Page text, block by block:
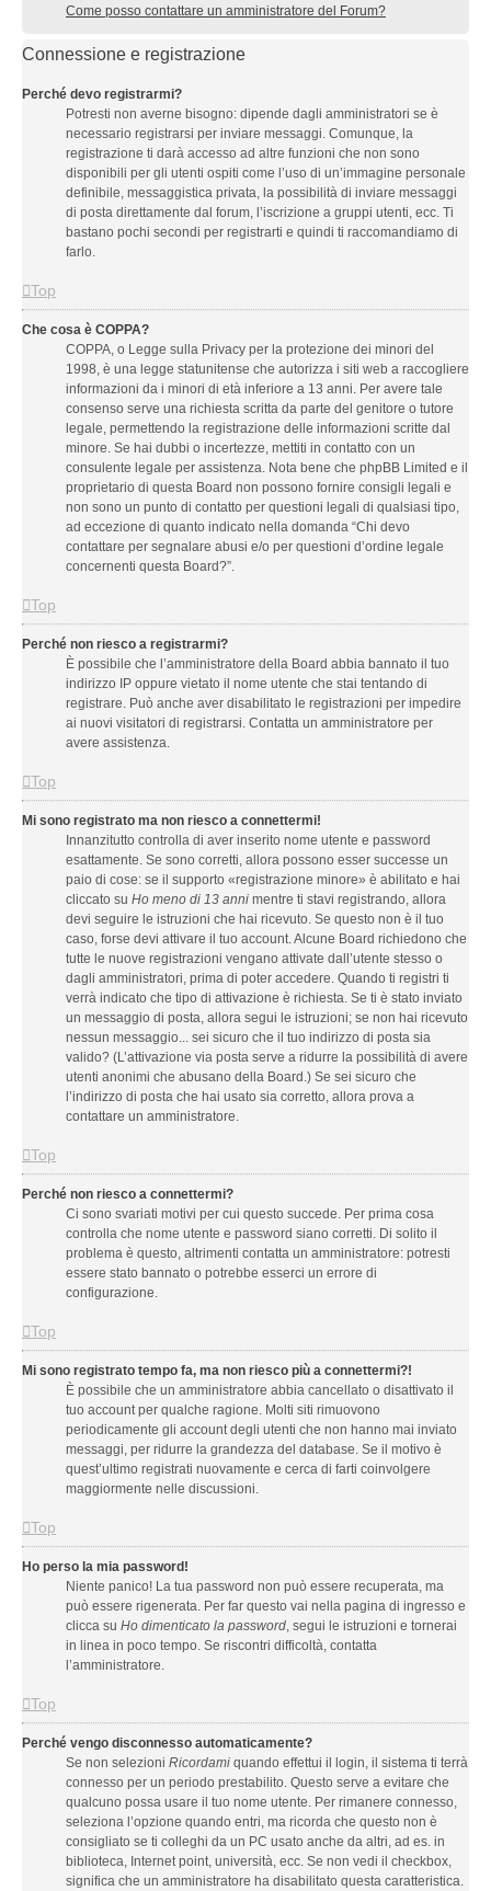
Come posso contattare un amministratore del Forum?
Connessione e registrazione
Perché devo registrarmi?
Potresti non averne bisogno: dipende dagli amministratori se è
necessario registrarsi per inviare messaggi. Comunque, la
registrazione ti darà accesso ad altre funzioni che non sono
disponibili per gli utenti ospiti come l’uso di un’immagine personale
definibile, messaggistica privata, la possibilità di inviare messaggi
di posta direttamente dal forum, l’iscrizione a gruppi utenti, ecc. Ti
bastano pochi secondi per registrarti e quindi ti raccomandiamo di
farlo.
Top
Che cosa è COPPA?
COPPA, o Legge sulla Privacy per la protezione dei minori del
1998, è una legge statunitense che autorizza i siti web a raccogliere
informazioni da i minori di età inferiore a 13 anni. Per avere tale
consenso serve una richiesta scritta da parte del genitore o tutore
legale, permettendo la registrazione delle informazioni scritte dal
minore. Se hai dubbi o incertezze, mettiti in contatto con un
consulente legale per assistenza. Nota bene che phpBB Limited e il
proprietario di questa Board non possono fornire consigli legali e
non sono un punto di contatto per questioni legali di qualsiasi tipo,
ad eccezione di quanto indicato nella domanda “Chi devo
contattare per segnalare abusi e/o per questioni d’ordine legale
concernenti questa Board?”.
Top
Perché non riesco a registrarmi?
È possibile che l’amministratore della Board abbia bannato il tuo
indirizzo IP oppure vietato il nome utente che stai tentando di
registrare. Può anche aver disabilitato le registrazioni per impedire
ai nuovi visitatori di registrarsi. Contatta un amministratore per
avere assistenza.
Top
Mi sono registrato ma non riesco a connettermi!
Innanzitutto controlla di aver inserito nome utente e password
esattamente. Se sono corretti, allora possono esser successe un
paio di cose: se il supporto «registrazione minore» è abilitato e hai
cliccato su Ho meno di 13 anni mentre ti stavi registrando, allora
devi seguire le istruzioni che hai ricevuto. Se questo non è il tuo
caso, forse devi attivare il tuo account. Alcune Board richiedono che
tutte le nuove registrazioni vengano attivate dall’utente stesso o
dagli amministratori, prima di poter accedere. Quando ti registri ti
verrà indicato che tipo di attivazione è richiesta. Se ti è stato inviato
un messaggio di posta, allora segui le istruzioni; se non hai ricevuto
nessun messaggio... sei sicuro che il tuo indirizzo di posta sia
valido? (L’attivazione via posta serve a ridurre la possibilità di avere
utenti anonimi che abusano della Board.) Se sei sicuro che
l’indirizzo di posta che hai usato sia corretto, allora prova a
contattare un amministratore.
Top
Perché non riesco a connettermi?
Ci sono svariati motivi per cui questo succede. Per prima cosa
controlla che nome utente e password siano corretti. Di solito il
problema è questo, altrimenti contatta un amministratore: potresti
essere stato bannato o potrebbe esserci un errore di
configurazione.
Top
Mi sono registrato tempo fa, ma non riesco più a connettermi?!
È possibile che un amministratore abbia cancellato o disattivato il
tuo account per qualche ragione. Molti siti rimuovono
periodicamente gli account degli utenti che non hanno mai inviato
messaggi, per ridurre la grandezza del database. Se il motivo è
quest’ultimo registrati nuovamente e cerca di farti coinvolgere
maggiormente nelle discussioni.
Top
Ho perso la mia password!
Niente panico! La tua password non può essere recuperata, ma
può essere rigenerata. Per far questo vai nella pagina di ingresso e
clicca su Ho dimenticato la password, segui le istruzioni e tornerai
in linea in poco tempo. Se riscontri difficoltà, contatta
l’amministratore.
Top
Perché vengo disconnesso automaticamente?
Se non selezioni Ricordami quando effettui il login, il sistema ti terrà
connesso per un periodo prestabilito. Questo serve a evitare che
qualcuno possa usare il tuo nome utente. Per rimanere connesso,
seleziona l’opzione quando entri, ma ricorda che questo non è
consigliato se ti colleghi da un PC usato anche da altri, ad es. in
biblioteca, Internet point, università, ecc. Se non vedi il checkbox,
significa che un amministratore ha disabilitato questa caratteristica.